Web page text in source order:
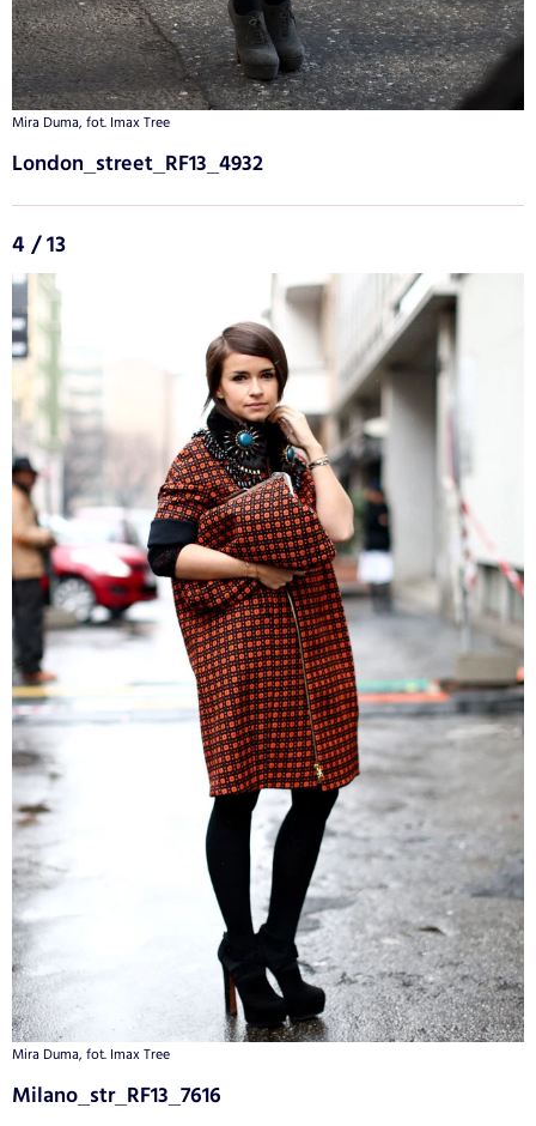
Mira Duma, fot. Imax Tree
London_street_RF13_4932
4 / 13
Mira Duma, fot. Imax Tree
Milano_str_RF13_7616